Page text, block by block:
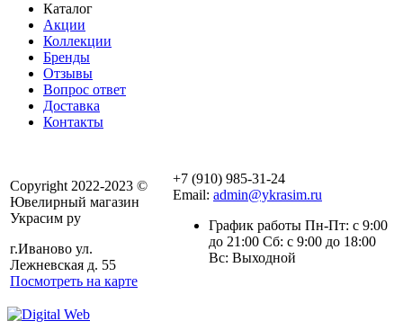
Каталог
Акции
Коллекции
Бренды
Отзывы
Вопрос ответ
Доставка
Контакты
Copyright 2022-2023 ©
Ювелирный магазин
Украсим ру
г.Иваново ул.
Лежневская д. 55
Посмотреть на карте
+7 (910) 985-31-24
Email: admin@ykrasim.ru
График работы Пн-Пт: с 9:00
до 21:00 Сб: с 9:00 до 18:00
Вс: Выходной